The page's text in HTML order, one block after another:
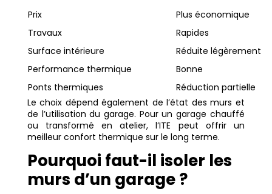
Prix
Plus économique
Travaux
Rapides
Surface intérieure
Réduite légèrement
Performance thermique
Bonne
Ponts thermiques
Réduction partielle
Le choix dépend également de l’état des murs et
de l’utilisation du garage. Pour un garage chauffé
ou transformé en atelier, l’ITE peut offrir un
meilleur confort thermique sur le long terme.
Pourquoi faut-il isoler les
murs d’un garage ?